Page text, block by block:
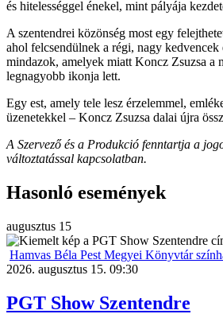
és hitelességgel énekel, mint pályája
A szentendrei közönség most egy
ahol felcsendülnek a régi, nagy kedvencek
mindazok, amelyek miatt Koncz Zsuzsa a
legnagyobb ikonja lett.
Egy est, amely tele lesz érzelemmel,
üzenetekkel – Koncz Zsuzsa dalai újra
A Szervező és a Produkció fenntartja a
változtatással kapcsolatban.
Hasonló események
augusztus 15
Hamvas Béla Pest Megyei Könyvtár
2026. augusztus 15. 09:30
PGT Show Szentendre